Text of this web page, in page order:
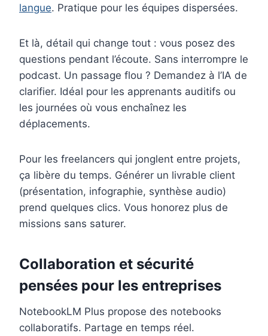
langue. Pratique pour les équipes dispersées.
Et là, détail qui change tout : vous posez des
questions pendant l’écoute. Sans interrompre le
podcast. Un passage flou ? Demandez à l’IA de
clarifier. Idéal pour les apprenants auditifs ou
les journées où vous enchaînez les
déplacements.
Pour les freelancers qui jonglent entre projets,
ça libère du temps. Générer un livrable client
(présentation, infographie, synthèse audio)
prend quelques clics. Vous honorez plus de
missions sans saturer.
Collaboration et sécurité
pensées pour les entreprises
NotebookLM Plus propose des notebooks
collaboratifs. Partage en temps réel.